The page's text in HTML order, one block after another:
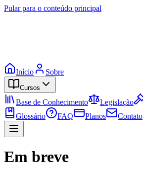
Pular para o conteúdo principal
Início Sobre
Cursos
Base de Conhecimento Legislação
Glossário
FAQ Planos Contato
Em breve